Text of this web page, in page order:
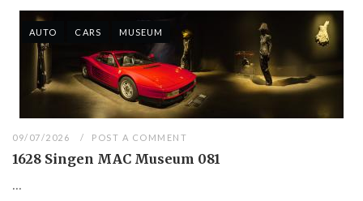
AUTO CARS MUSEUM
09/07/2026 POST A COMMENT
1628 Singen MAC Museum 081
...